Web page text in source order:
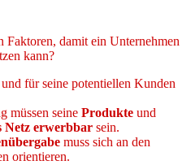
Faktoren, damit ein Unternehmen
kann?
und für seine potentiellen Kunden
müssen seine Produkte und
Netz erwerbbar sein.
muss sich an den
orientieren.